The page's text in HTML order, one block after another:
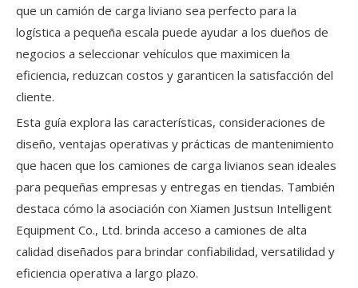
que un camión de carga liviano sea perfecto para la
logística a pequeña escala puede ayudar a los dueños de
negocios a seleccionar vehículos que maximicen la
eficiencia, reduzcan costos y garanticen la satisfacción del
cliente.
Esta guía explora las características, consideraciones de
diseño, ventajas operativas y prácticas de mantenimiento
que hacen que los camiones de carga livianos sean ideales
para pequeñas empresas y entregas en tiendas. También
destaca cómo la asociación con Xiamen Justsun Intelligent
Equipment Co., Ltd. brinda acceso a camiones de alta
calidad diseñados para brindar confiabilidad, versatilidad y
eficiencia operativa a largo plazo.